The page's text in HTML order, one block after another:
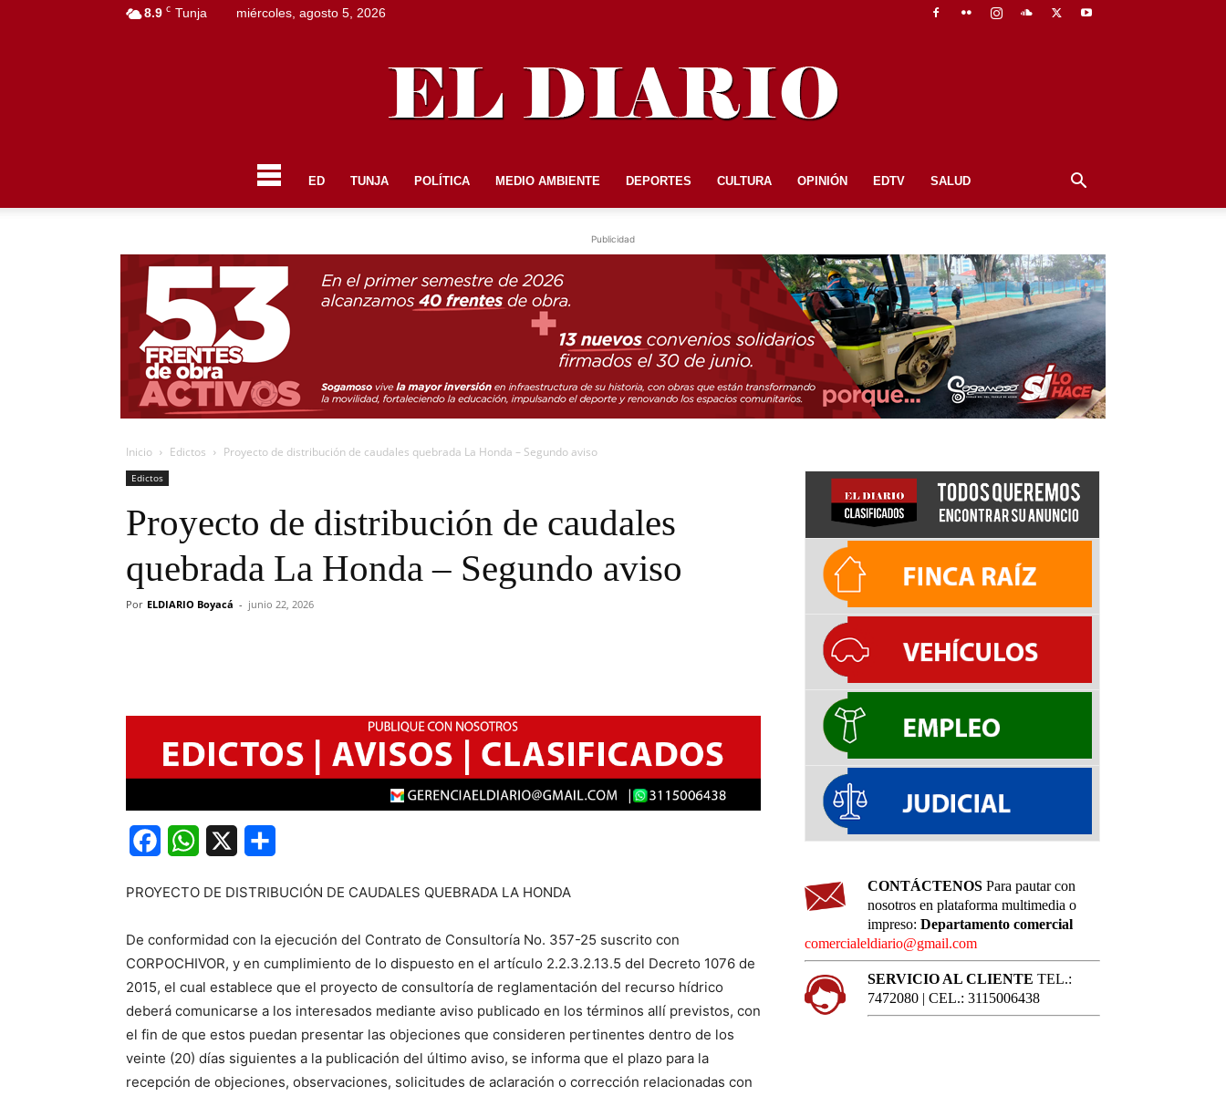
8.9 C Tunja miércoles, agosto 5, 2026
DIARIO
ED TUNJA POLÍTICA MEDIO AMBIENTE DEPORTES CULTURA OPINIÓN EDTV SALUD
Publicidad
Inicio Edictos Proyecto de distribución de caudales quebrada La Honda – Segundo aviso
Edictos
Proyecto de distribución de caudales
quebrada La Honda – Segundo aviso
Por ELDIARIO Boyacá - junio 22, 2026
FacebookWhatsApp
PROYECTO DE DISTRIBUCIÓN DE CAUDALES QUEBRADA LA HONDA
De conformidad con la ejecución del Contrato de Consultoría No. 357-25 suscrito con
CORPOCHIVOR, y en cumplimiento de lo dispuesto en el artículo 2.2.3.2.13.5 del Decreto 1076 de
2015, el cual establece que el proyecto de consultoría de reglamentación del recurso hídrico
deberá comunicarse a los interesados mediante aviso publicado en los términos allí previstos, con
el fin de que estos puedan presentar las objeciones que consideren pertinentes dentro de los
veinte (20) días siguientes a la publicación del último aviso, se informa que el plazo para la
recepción de objeciones, observaciones, solicitudes de aclaración o corrección relacionadas con
CONTÁCTENOS Para pautar con
nosotros en plataforma multimedia o
impreso: Departamento comercial
comercialeldiario@gmail.com
SERVICIO AL CLIENTE TEL.:
7472080 | CEL.: 3115006438